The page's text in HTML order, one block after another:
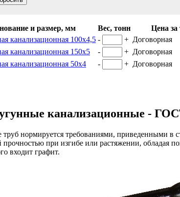
и размер, мм Вес, тонн
Цена за
канализационная 100х4,5 - + Договорная
канализационная 150х5
- + Договорная
канализационная 50х4
- + Договорная
канализационные -
труб нормируется требованиями, приведенными в
прочностью при изгибе или растяжении, обладая
входит графит.